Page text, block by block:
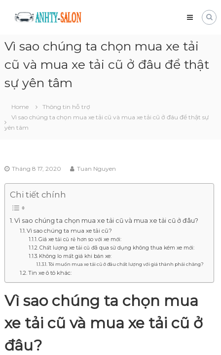
content
Mua
bán
tải
cũ
Giá
tốt
và
chóng
Vì sao chúng ta chọn mua xe tải
cũ và mua xe tải cũ ở đâu để thật
sự yên tâm
Home
Thông tin hỗ trợ
Vì sao chúng ta chọn mua xe tải cũ và mua xe tải cũ ở đâu để thật sự
yên tâm
Tháng 8 17, 2020 Tuan Nguyen
Chi tiết chính
Vì sao chúng ta chọn mua xe tải cũ và mua xe tải cũ ở đâu?
Vì sao chúng ta mua xe tải cũ?
Giá xe tải cũ rẻ hơn so với xe mới:
Chất lượng xe tải cũ đã qua sử dụng không thua kém xe mới:
Không lo mất giá khi bán xe:
Tôi muốn mua xe tải cũ ở đâu chất lượng với giá thành phải chăng?
Tin xe ô tô khác:
Vì sao chúng ta chọn mua
xe tải cũ và mua xe tải cũ ở
đâu?